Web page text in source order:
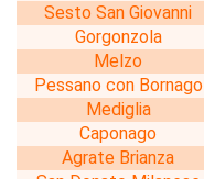
Sesto San Giovanni
Gorgonzola
Melzo
Pessano con Bornago
Mediglia
Caponago
Agrate Brianza